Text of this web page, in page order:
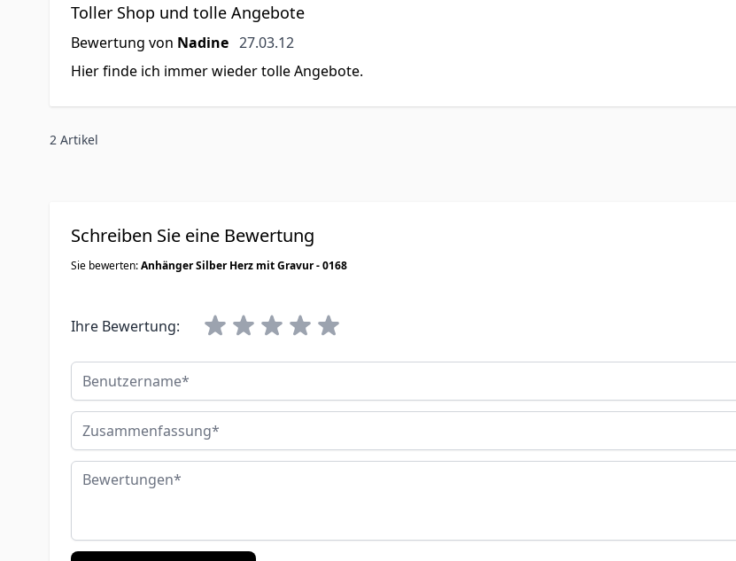
Toller Shop und tolle Angebote
Bewertung von Nadine 27. März 2012
27.03.12
Hier finde ich immer wieder tolle Angebote.
2 Artikel
Schreiben Sie eine Bewertung
Sie bewerten:Anhänger Silber Herz mit Gravur - 0168
Ihre Bewertung:
Benutzername
Zusammenfassung
Bewertungen